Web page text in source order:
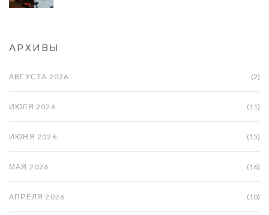
АРХИВЫ
АВГУСТА 2026 (2)
ИЮЛЯ 2026 (11)
ИЮНЯ 2026 (15)
МАЯ 2026 (16)
АПРЕЛЯ 2026 (10)